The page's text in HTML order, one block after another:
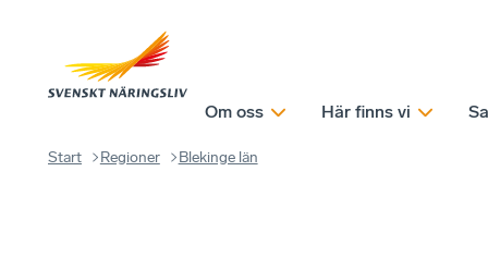
Om oss Här finns vi
Start Regioner Blekinge län